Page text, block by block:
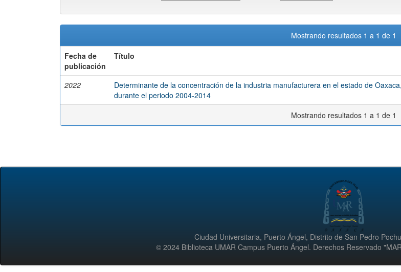
Mostrando resultados 1 a 1 de 1
Fecha de
publicación
Título
2022
Determinante de la concentración de la industria manufacturera en el estado de Oaxaca,
durante el periodo 2004-2014
Mostrando resultados 1 a 1 de 1
Ciudad Universitaria, Puerto Ángel, Distrito de San Pedro
© 2024 Biblioteca UMAR Campus Puerto Ángel. Derechos Reservado